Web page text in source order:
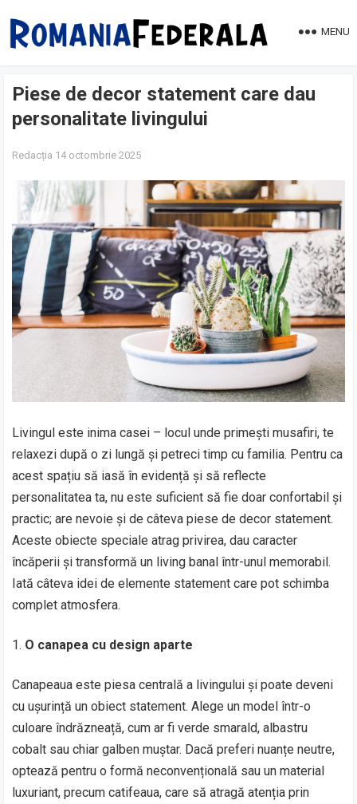
MENU
Piese de decor statement care dau
personalitate livingului
Redacția 14 octombrie 2025
Livingul este inima casei – locul unde primești musafiri, te
relaxezi după o zi lungă și petreci timp cu familia. Pentru ca
acest spațiu să iasă în evidență și să reflecte
personalitatea ta, nu este suficient să fie doar confortabil și
practic; are nevoie și de câteva piese de decor statement.
Aceste obiecte speciale atrag privirea, dau caracter
încăperii și transformă un living banal într-unul memorabil.
Iată câteva idei de elemente statement care pot schimba
complet atmosfera.
O canapea cu design aparte
Canapeaua este piesa centrală a livingului și poate deveni
cu ușurință un obiect statement. Alege un model într-o
culoare îndrăzneață, cum ar fi verde smarald, albastru
cobalt sau chiar galben muștar. Dacă preferi nuanțe neutre,
optează pentru o formă neconvențională sau un material
luxuriant, precum catifeaua, care să atragă atenția prin